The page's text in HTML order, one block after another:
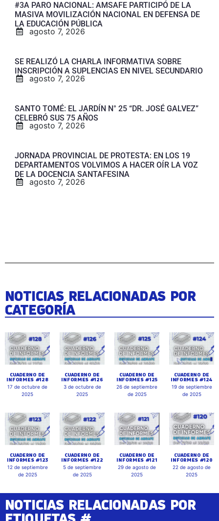
#3A PARO NACIONAL: AMSAFE PARTICIPÓ DE LA
MASIVA MOVILIZACIÓN NACIONAL EN DEFENSA DE
LA EDUCACIÓN PÚBLICA
agosto 7, 2026
SE REALIZÓ LA CHARLA INFORMATIVA SOBRE
INSCRIPCIÓN A SUPLENCIAS EN NIVEL SECUNDARIO
agosto 7, 2026
SANTO TOMÉ: EL JARDÍN N° 25 “DR. JOSÉ GALVEZ”
CELEBRÓ SUS 75 AÑOS
agosto 7, 2026
JORNADA PROVINCIAL DE PROTESTA: EN LOS 19
DEPARTAMENTOS VOLVIMOS A HACER OÍR LA VOZ
DE LA DOCENCIA SANTAFESINA
agosto 7, 2026
NOTICIAS RELACIONADAS POR
CATEGORÍA
CUADERNO DE
INFORMES #128
17 de octubre de
2025
CUADERNO DE
INFORMES #126
3 de octubre de
2025
CUADERNO DE
INFORMES #125
26 de septiembre
de 2025
CUADERNO DE
INFORMES #124
19 de septiembre
de 2025
CUADERNO DE
INFORMES #123
12 de septiembre
de 2025
CUADERNO DE
INFORMES #122
5 de septiembre
de 2025
CUADERNO DE
INFORMES #121
29 de agosto de
2025
CUADERNO DE
INFORMES #120
22 de agosto de
2025
NOTICIAS RELACIONADAS POR